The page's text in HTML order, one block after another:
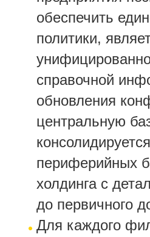
обеспечить
политики,
справочной
обновления
центральную
периферийных
холдинга с
до первичного
Для каждого